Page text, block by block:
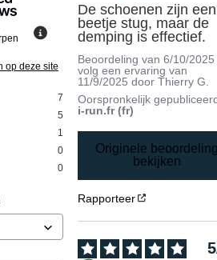
op deze site
7
5
1
0
0
De schoenen zijn een
beetje stug, maar de
demping is effectief.
Beoordeling van6/10/2025
volg een ervaring van
11/9/2025 doorThierry G.
Oorspronkelijk
i-run.fr (fr)
Originele
bekijken
Rapporteer
5